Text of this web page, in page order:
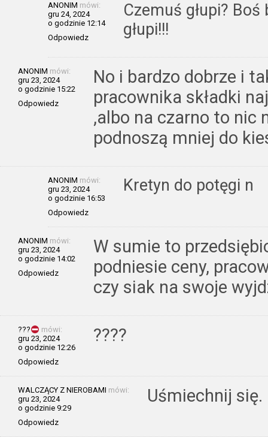
ANONIM mówi:
gru 24, 2024
o godzinie 12:14
Odpowiedz
Czemuś głupi?
głupi!!!
ANONIM mówi:
gru 23, 2024
o godzinie 15:22
Odpowiedz
No i bardzo dobrze i
pracownika składki
,albo na czarno to nic
podnoszą mniej do
ANONIM mówi:
gru 23, 2024
o godzinie 16:53
Odpowiedz
Kretyn do potęgi n
ANONIM mówi:
gru 23, 2024
o godzinie 14:02
Odpowiedz
W sumie to
podniesie ceny,
czy siak na swoje
???
mówi:
gru 23, 2024
o godzinie 12:26
Odpowiedz
?️?️??
WALCZĄCY Z NIEROBAMI mówi:
gru 23, 2024
o godzinie 9:29
Odpowiedz
Uśmiechnij się.